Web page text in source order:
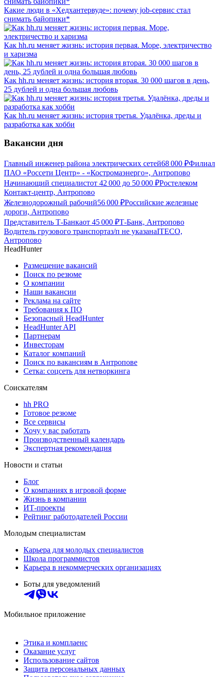
Какие люди в «Хедхантервуде»: почему job-сервис стал
снимать байопики*
Как hh.ru меняет жизнь: история первая. Море, электричество
и харизма
Как hh.ru меняет жизнь: история вторая. 30 000 шагов в день,
25 дублей и одна большая любовь
Как hh.ru меняет жизнь: история третья. Удалёнка, дреды и
разработка как хобби
Вакансии дня
Главный инженер района электрических сетей68 000 ₽Филиал
ПАО «Россети Центр» - «Костромаэнерго», Антропово
Начинающий специалистот 42 000 до 50 000 ₽Ростелеком
Контакт-центр, Антропово
Железнодорожный рабочий56 000 ₽Российские железные
дороги, Антропово
Представитель Т-Банкаот 45 000 ₽Т-Банк, Антропово
Водитель грузового транспортаз/п не указанаITECO,
Антропово
HeadHunter
Размещение вакансий
Поиск по резюме
О компании
Наши вакансии
Реклама на сайте
Требования к ПО
Безопасный HeadHunter
HeadHunter API
Партнерам
Инвесторам
Каталог компаний
Поиск по вакансиям в Антропове
Сетка: соцсеть для нетворкинга
Соискателям
hh PRO
Готовое резюме
Все сервисы
Хочу у вас работать
Производственный календарь
Экспертная рекомендация
Новости и статьи
Блог
О компаниях в игровой форме
Жизнь в компании
ИТ-проекты
Рейтинг работодателей России
Молодым специалистам
Карьера для молодых специалистов
Школа программистов
Карьера в некоммерческих организациях
Боты для уведомлений
Мобильное приложение
Этика и комплаенс
Оказание услуг
Использование сайтов
Защита персональных данных